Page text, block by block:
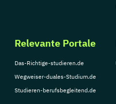
Relevante Portale
Das-Richtige-studieren.de
Wegweiser-duales-Studium.de
Studieren-berufsbegleitend.de